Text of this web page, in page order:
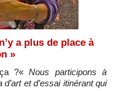
a plus de place à
»
ça ?«Nous participons à
et d’essai itinérant qui